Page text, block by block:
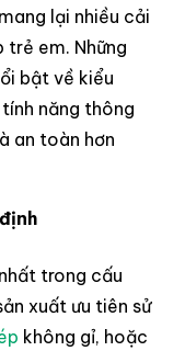
lại nhiều cải
em. Những
bật về kiểu
năng thông
an toàn hơn
trong cấu
xuất ưu tiên sử
không gỉ, hoặc